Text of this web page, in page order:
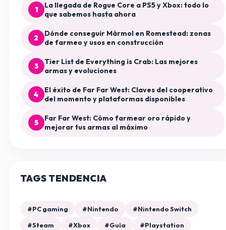
1
La llegada de Rogue Core a PS5 y Xbox: todo lo
que sabemos hasta ahora
2
Dónde conseguir Mármol en Romestead: zonas
de farmeo y usos en construcción
3
Tier List de Everything is Crab: Las mejores
armas y evoluciones
4
El éxito de Far Far West: Claves del cooperativo
del momento y plataformas disponibles
5
Far Far West: Cómo farmear oro rápido y
mejorar tus armas al máximo
TAGS TENDENCIA
#PC gaming #Nintendo
#Nintendo Switch
#Steam
#Xbox #Guía
#Playstation